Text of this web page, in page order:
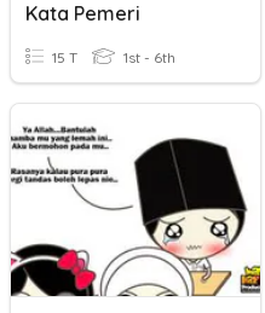
Kata Pemeri
15 T 1st - 6th